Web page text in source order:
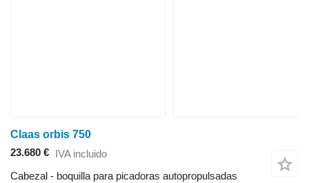
Claas orbis 750
23.680 € IVA incluido
Cabezal - boquilla para picadoras autopropulsadas